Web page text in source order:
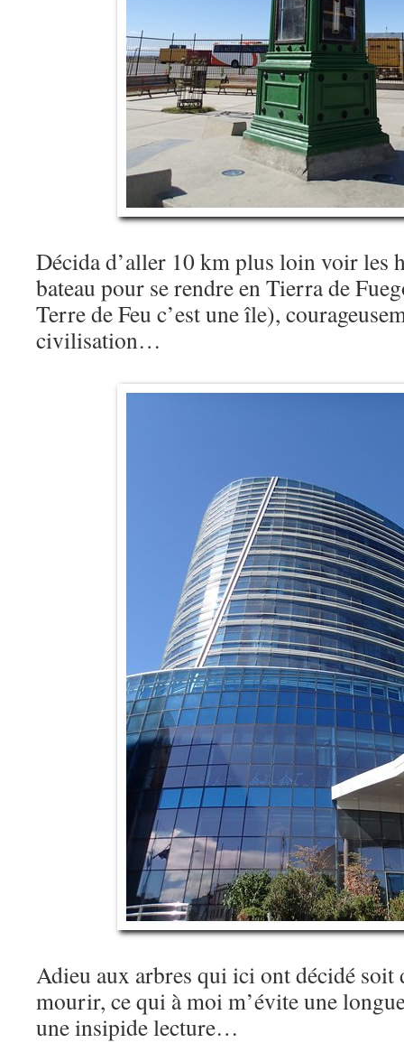
Décida d’aller 10 km plus loin voir les
bateau pour se rendre en Tierra de
Terre de Feu c’est une île),
civilisation…
Adieu aux arbres qui ici ont décidé soit
mourir, ce qui à moi m’évite une
une insipide lecture…